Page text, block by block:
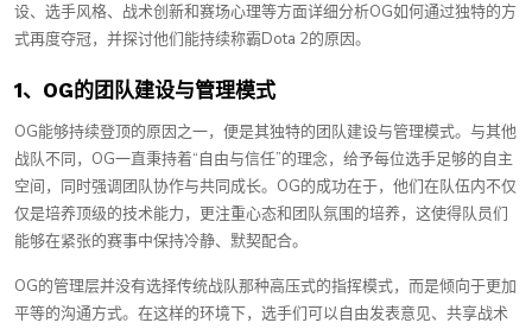
设、选手风格、战术创新和赛场心理等方面详细分析OG如何通过独特的方
式再度夺冠，并探讨他们能持续称霸Dota 2的原因。
1、OG的团队建设与管理模式
OG能够持续登顶的原因之一，便是其独特的团队建设与管理模式。与其他
战队不同，OG一直秉持着“自由与信任”的理念，给予每位选手足够的自主
空间，同时强调团队协作与共同成长。OG的成功在于，他们在队伍内不仅
仅是培养顶级的技术能力，更注重心态和团队氛围的培养，这使得队员们
能够在紧张的赛事中保持冷静、默契配合。
OG的管理层并没有选择传统战队那种高压式的指挥模式，而是倾向于更加
平等的沟通方式。在这样的环境下，选手们可以自由发表意见、共享战术